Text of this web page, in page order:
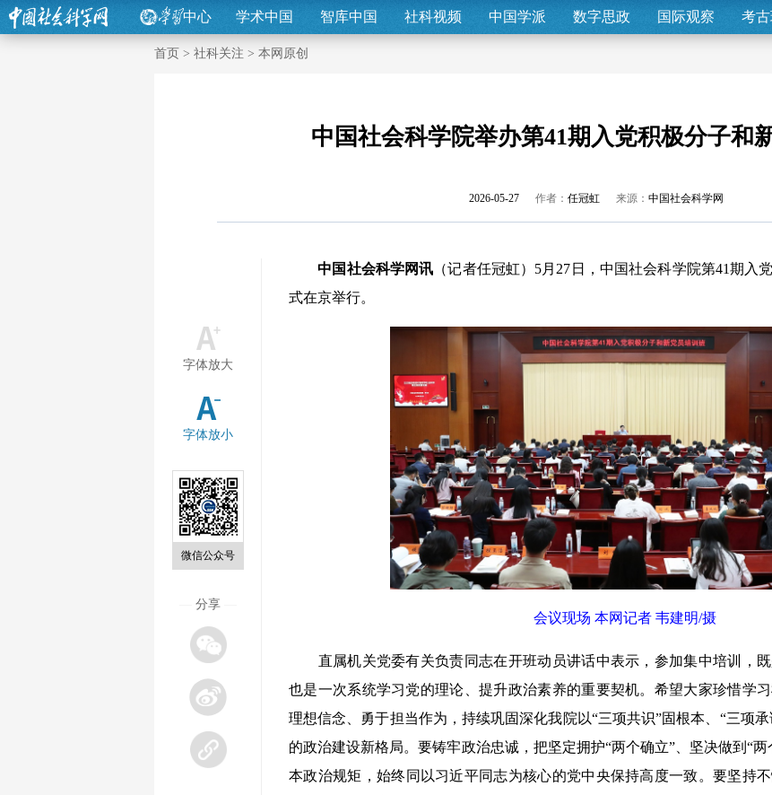
中心 学术中国 智库中国 社科视频 中国学派 数字思政 国际观察 考
首页 > 社科关注 > 本网原创
中国社会科学院举办第41期入党积极分子和
2026-05-27 作者： 任冠虹 来源： 中国社会科学网
字体放大
字体放小
微信公众号
分享
中国社会科学网讯 （记者任冠虹）5月27日，中国社会科学院第41期入
式在京举行。
会议现场 本网记者 韦建明/摄
直属机关党委有关负责同志在开班动员讲话中表示，参加集中培训，既
也是一次系统学习党的理论、提升政治素养的重要契机。希望大家珍惜学
理想信念、勇于担当作为，持续巩固深化我院以“三项共识”固根本、“三项
的政治建设新格局。要铸牢政治忠诚，把坚定拥护“两个确立”、坚决做到“
本政治规矩，始终同以习近平同志为核心的党中央保持高度一致。要坚持